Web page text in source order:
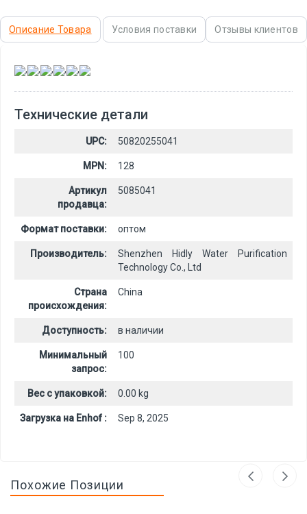
Описание Товара Условия поставки Отзывы клиентов
, , , , ,
Технические детали
UPC: 50820255041
MPN: 128
Артикул
продавца:
5085041
Формат поставки: оптом
Производитель:
Shenzhen Hidly Water Purification
Technology Co., Ltd
Страна
происхождения:
China
Доступность: в наличии
Минимальный
запрос:
100
Вес с упаковкой: 0.00 kg
Загрузка на Enhof : Sep 8, 2025
Похожие Позиции